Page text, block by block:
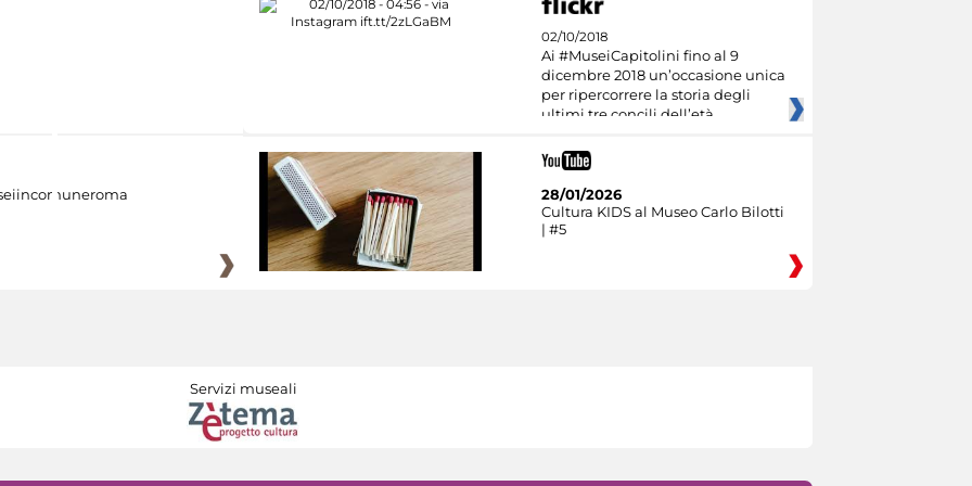
02/10/2018
Ai #MuseiCapitolini fino al 9
dicembre 2018 un’occasione unica
per ripercorrere la storia degli
ultimi tre concili dell’età
28/01/2026
Cultura KIDS al Museo Carlo Bilotti
| #5
Servizi museali